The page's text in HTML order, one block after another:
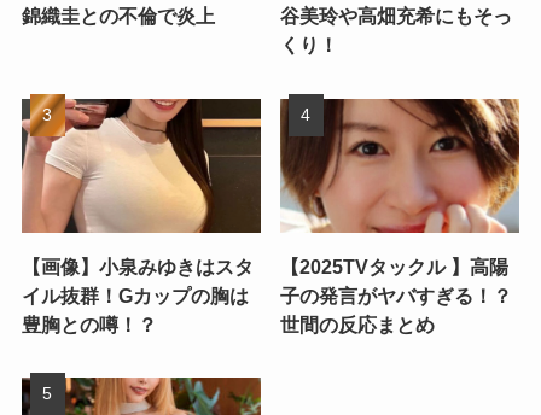
錦織圭との不倫で炎上
谷美玲や高畑充希にもそっ
くり！
【画像】小泉みゆきはスタ
イル抜群！Gカップの胸は
豊胸との噂！？
【2025TVタックル 】高陽
子の発言がヤバすぎる！？
世間の反応まとめ